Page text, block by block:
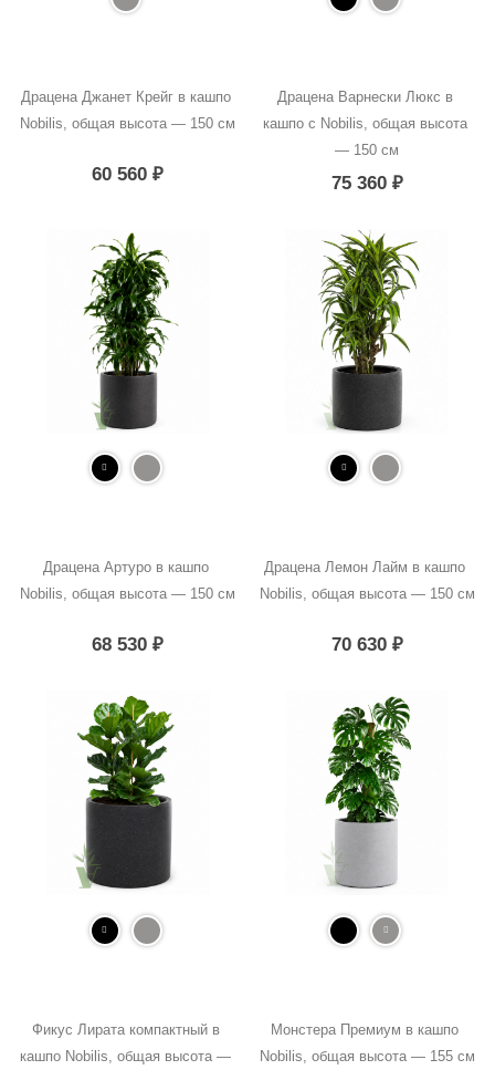
Драцена Джанет Крейг в кашпо
Nobilis, общая высота — 150 см
60 560₽
Драцена Варнески Люкс в
кашпо с Nobilis, общая высота
— 150 см
75 360 ₽
Драцена Артуро в кашпо
Nobilis, общая высота — 150 см
68 530₽
Драцена Лемон Лайм в кашпо
Nobilis, общая высота — 150 см
70 630 ₽
Фикус Лирата компактный в
кашпо Nobilis, общая высота —
Монстера Премиум в кашпо
Nobilis, общая высота — 155 см